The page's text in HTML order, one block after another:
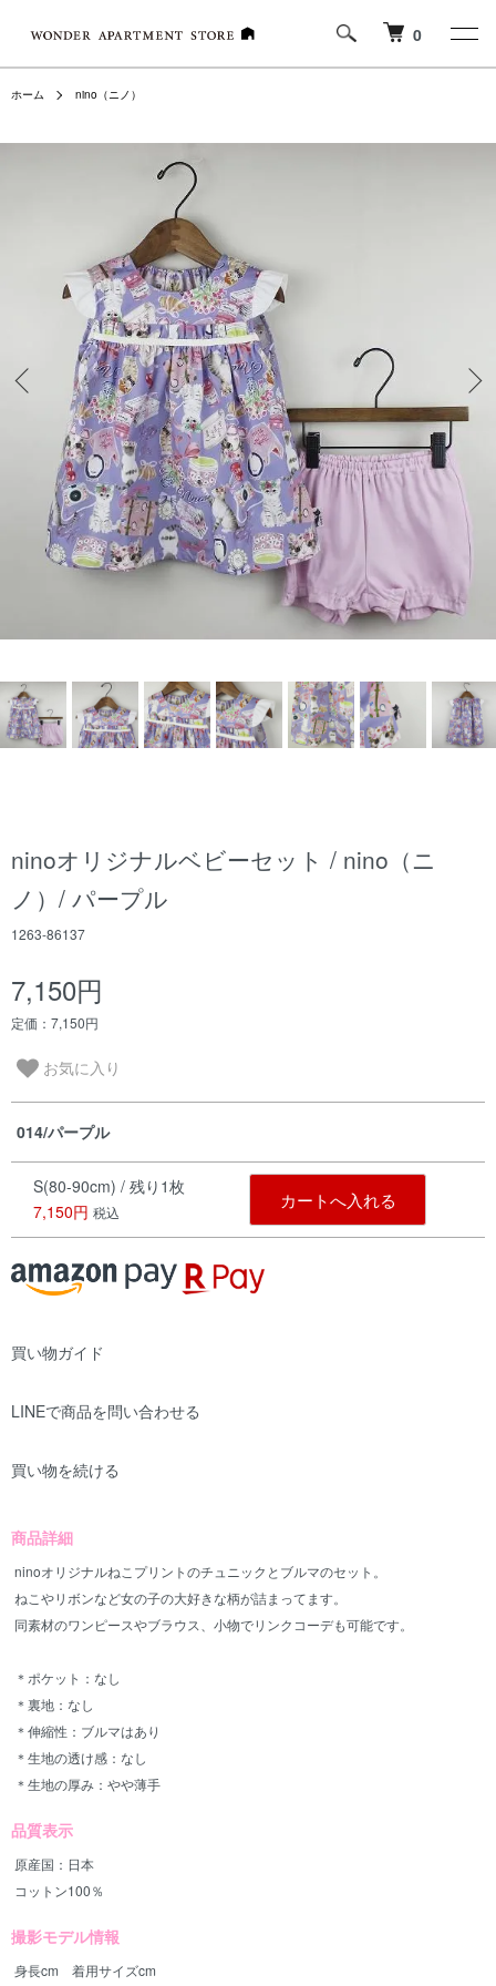
0
ホーム nino（ニノ）
ninoオリジナルベビーセット / nino（ニ
ノ）/ パープル
1263-86137
7,150円
定価：7,150円
お気に入り
014/パープル
S(80-90cm) / 残り1枚
7,150円 税込
カートへ入れる
買い物ガイド
LINEで商品を問い合わせる
買い物を続ける
商品詳細
ninoオリジナルねこプリントのチュニックとブルマのセット。
ねこやリボンなど女の子の大好きな柄が詰まってます。
同素材のワンピースやブラウス、小物でリンクコーデも可能です。
＊ポケット：なし
＊裏地：なし
＊伸縮性：ブルマはあり
＊生地の透け感：なし
＊生地の厚み：やや薄手
品質表示
原産国：日本
コットン100％
撮影モデル情報
身長cm 着用サイズcm